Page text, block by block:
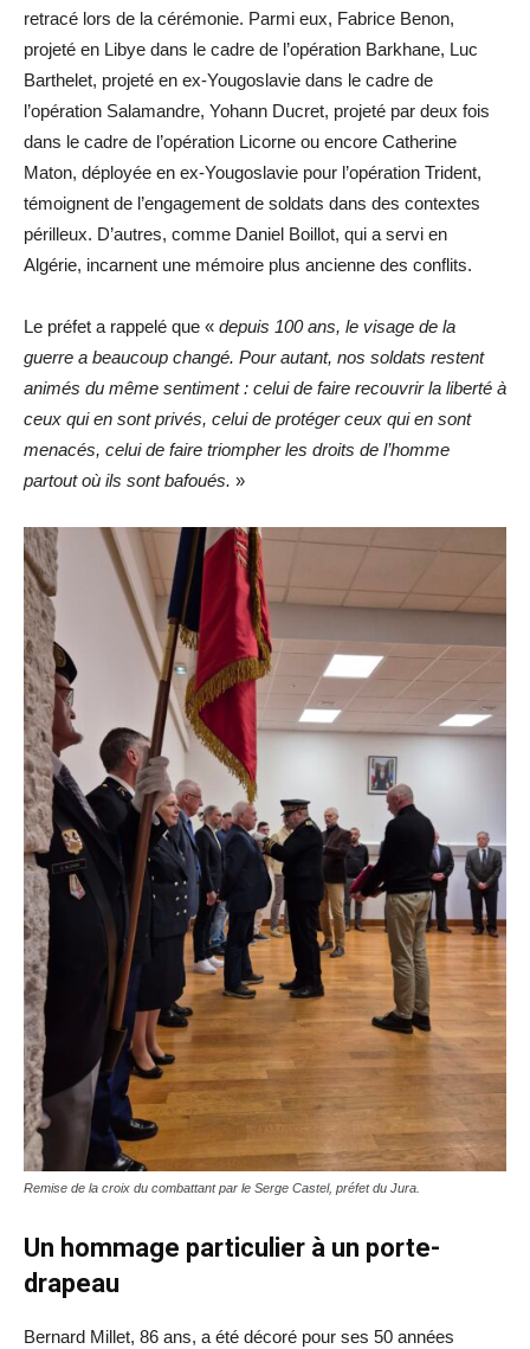
retracé lors de la cérémonie. Parmi eux, Fabrice Benon,
projeté en Libye dans le cadre de l’opération Barkhane, Luc
Barthelet, projeté en ex-Yougoslavie dans le cadre de
l’opération Salamandre, Yohann Ducret, projeté par deux fois
dans le cadre de l’opération Licorne ou encore Catherine
Maton, déployée en ex-Yougoslavie pour l’opération Trident,
témoignent de l’engagement de soldats dans des contextes
périlleux. D’autres, comme Daniel Boillot, qui a servi en
Algérie, incarnent une mémoire plus ancienne des conflits.
Le préfet a rappelé que « depuis 100 ans, le visage de la
guerre a beaucoup changé. Pour autant, nos soldats restent
animés du même sentiment : celui de faire recouvrir la liberté à
ceux qui en sont privés, celui de protéger ceux qui en sont
menacés, celui de faire triompher les droits de l’homme
partout où ils sont bafoués. »
Remise de la croix du combattant par le Serge Castel, préfet du Jura.
Un hommage particulier à un porte-
drapeau
Bernard Millet, 86 ans, a été décoré pour ses 50 années